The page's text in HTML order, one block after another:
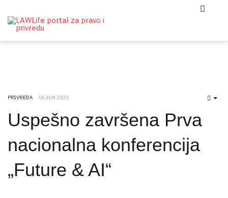
PRIVREDA 06 JUN 2025
Uspešno završena Prva
nacionalna konferencija
„Future & AI“